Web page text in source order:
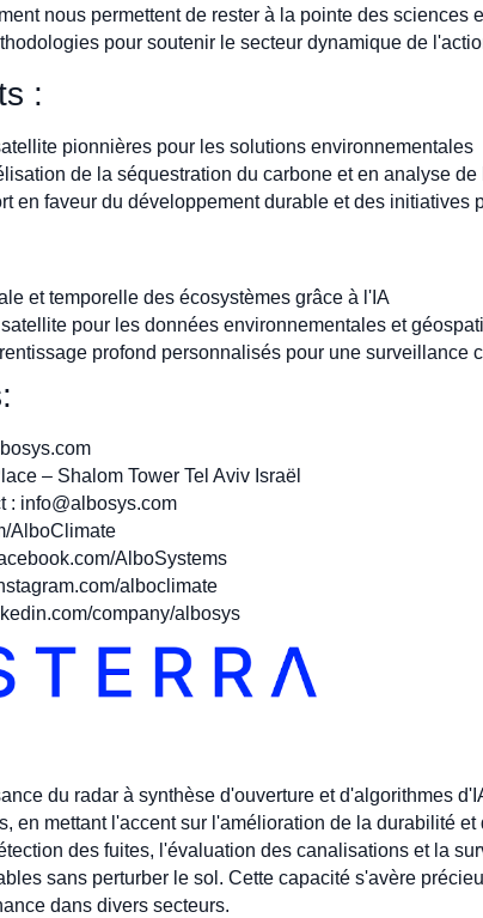
nous permettent de rester à la pointe des
pour soutenir le secteur dynamique de
:
pionnières pour les solutions environnementales
de la séquestration du carbone et en analyse
en faveur du développement durable et des initiatives
et temporelle des écosystèmes grâce à l'IA
pour les données environnementales et
profond personnalisés pour une surveillance
– Shalom Tower Tel Aviv Israël
: info@albosys.com
AlboClimate
AlboSystems
alboclimate
company/albosys
du radar à synthèse d'ouverture et d'algorithmes
en mettant l'accent sur l'amélioration de la durabilité
des fuites, l'évaluation des canalisations et la
sans perturber le sol. Cette capacité s'avère
dans divers secteurs.